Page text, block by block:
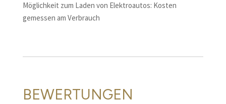
Möglichkeit zum Laden von Elektroautos: Kosten
gemessen am Verbrauch
BEWERTUNGEN